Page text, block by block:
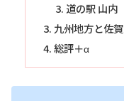
道の駅 山内
九州地方と佐
総評＋α